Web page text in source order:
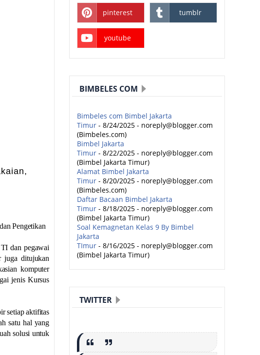
Pengetikan
dan pegawai
juga ditujukan
komputer
jenis Kursus
setiap aktifitas
satu hal yang
solusi untuk
pinterest tumblr
youtube
BIMBELES COM
Bimbeles com Bimbel Jakarta
Timur - 8/24/2025 - noreply@blogger.com
(Bimbeles.com)
Bimbel Jakarta
Timur - 8/22/2025 - noreply@blogger.com
(Bimbel Jakarta Timur)
Alamat Bimbel Jakarta
Timur - 8/20/2025 - noreply@blogger.com
(Bimbeles.com)
Daftar Bacaan Bimbel Jakarta
Timur - 8/18/2025 - noreply@blogger.com
(Bimbel Jakarta Timur)
Soal Kemagnetan Kelas 9 By Bimbel
Jakarta
TImur - 8/16/2025 - noreply@blogger.com
(Bimbel Jakarta Timur)
TWITTER